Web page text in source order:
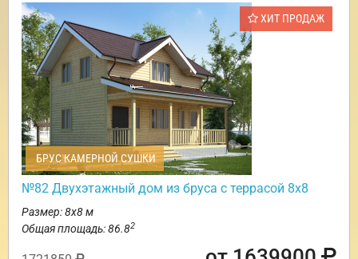
ХИТ ПРОДАЖ
БРУС КАМЕРНОЙ СУШКИ
№82 Двухэтажный дом из бруса с террасой 8х8
Размер: 8х8 м
Общая площадь: 86.82